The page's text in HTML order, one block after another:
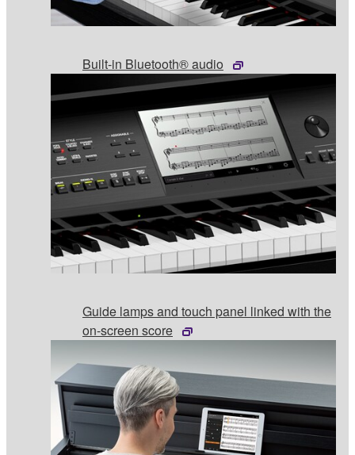
Built-in Bluetooth® audio
Guide lamps and touch panel linked with the
on-screen score